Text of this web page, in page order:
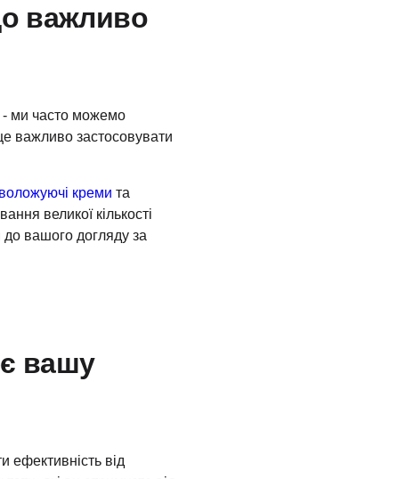
важливо
- ми часто можемо
важливо застосовувати
креми та
великої кількості
до вашого догляду за
вашу
ефективність від